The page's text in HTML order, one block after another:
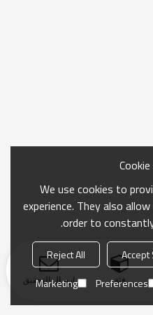
فئة ارسال التحقيق
We use cookies to
experience. They also
order to
Accept
Reject All
Preferences
Marketing